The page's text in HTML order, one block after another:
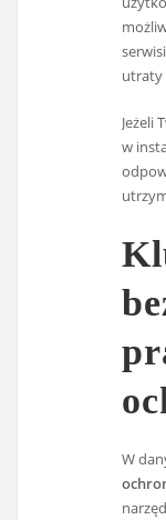
utraty
Jeżeli
w
W